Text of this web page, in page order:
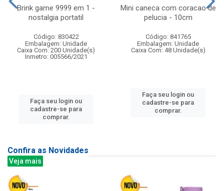
Brink game 9999 em 1 -
nostalgia portatil
Código: 830422
Embalagem: Unidade
Caixa Com: 200 Unidade(s)
Inmetro: 005566/2021
Faça seu login ou
cadastre-se para
comprar.
Mini caneca com coracao de
pelucia - 10cm
Código: 841765
Embalagem: Unidade
Caixa Com: 48 Unidade(s)
Faça seu login ou
cadastre-se para
comprar.
Confira as Novidades
Veja mais